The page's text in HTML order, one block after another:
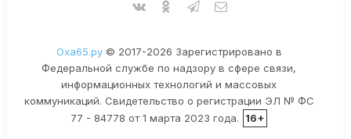
Оха65.ру© 2017-2026 Зарегистрировано в
Федеральной службе по надзору в сфере связи,
информационных технологий и массовых
коммуникаций. Свидетельство о регистрации ЭЛ № ФС
77 - 84778 от 1 марта 2023 года.
16+